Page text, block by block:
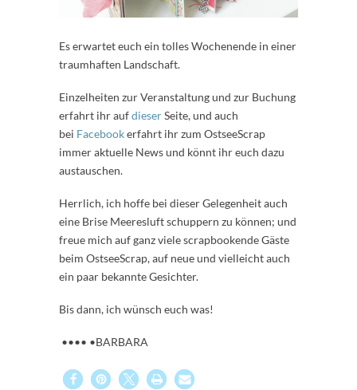
Es erwartet euch ein tolles Wochenende in einer
traumhaften Landschaft.
Einzelheiten zur Veranstaltung und zur Buchung
erfahrt ihr aufdieserSeite, und auch
bei Facebookerfahrt ihr zum OstseeScrap
immer aktuelle News und könnt ihr euch dazu
austauschen.
Herrlich, ich hoffe bei dieser Gelegenheit auch
eine Brise Meeresluft schuppern zu können; und
freue mich auf ganz viele scrapbookende Gäste
beim OstseeScrap, auf neue und vielleicht auch
ein paar bekannte Gesichter.
Bis dann, ich wünsch euch was!
•••• •BARBARA